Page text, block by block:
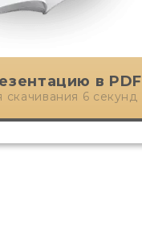
в PDF
скачивания 6 секунд